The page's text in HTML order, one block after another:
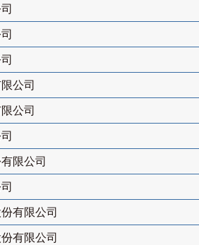
公司
公司
限公司
有限公司
有限公司